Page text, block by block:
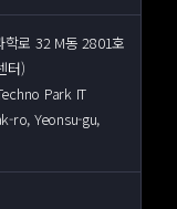
로 32 M동 2801호
터)
Park IT
ro, Yeonsu-gu,